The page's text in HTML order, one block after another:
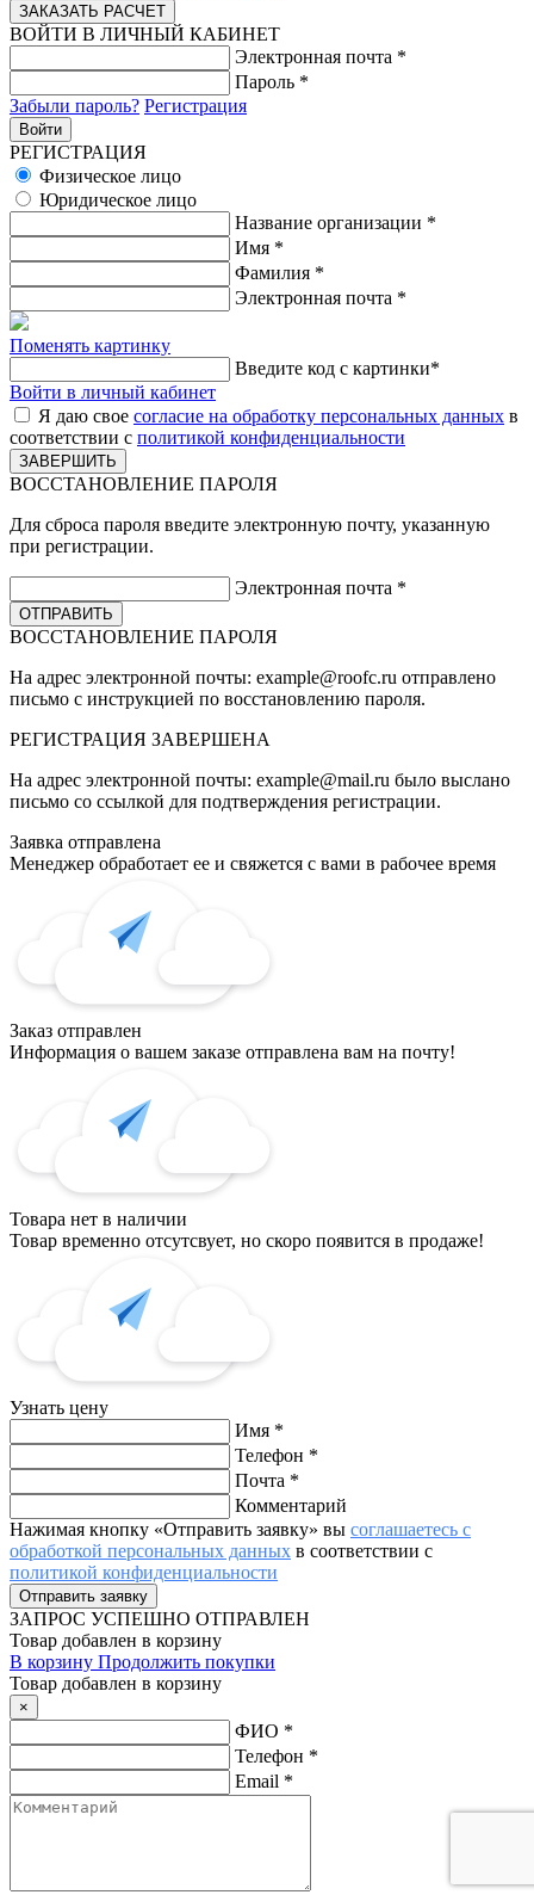
ВОЙТИ В ЛИЧНЫЙ КАБИНЕТ
Электронная почта *
Пароль *
Забыли пароль? Регистрация
РЕГИСТРАЦИЯ
Физическое лицо
Юридическое лицо
Название организации *
Имя *
Фамилия *
Электронная почта *
Поменять картинку
Введите код с картинки*
Войти в личный кабинет
Я даю свое согласие на обработку персональных данных в
соответствии с политикой конфиденциальности
ВОССТАНОВЛЕНИЕ ПАРОЛЯ
Для сброса пароля введите электронную почту, указанную
при регистрации.
Электронная почта *
ВОССТАНОВЛЕНИЕ ПАРОЛЯ
На адрес электронной почты: example@roofc.ru отправлено
письмо с инструкцией по восстановлению пароля.
РЕГИСТРАЦИЯ ЗАВЕРШЕНА
На адрес электронной почты: example@mail.ru было выслано
письмо со ссылкой для подтверждения регистрации.
Заявка отправлена
Менеджер обработает ее и свяжется с вами в рабочее время
Заказ отправлен
Информация о вашем заказе отправлена вам на почту!
Товара нет в наличии
Товар временно отсутсвует, но скоро появится в продаже!
Узнать цену
Имя *
Телефон *
Почта *
Комментарий
Нажимая кнопку «Отправить заявку» вы соглашаетесь с
обработкой персональных данных в соответствии с
политикой конфиденциальности
ЗАПРОС УСПЕШНО ОТПРАВЛЕН
Товар добавлен в корзину
В корзину Продолжить покупки
Товар добавлен в корзину
×
ФИО *
Телефон *
Email *